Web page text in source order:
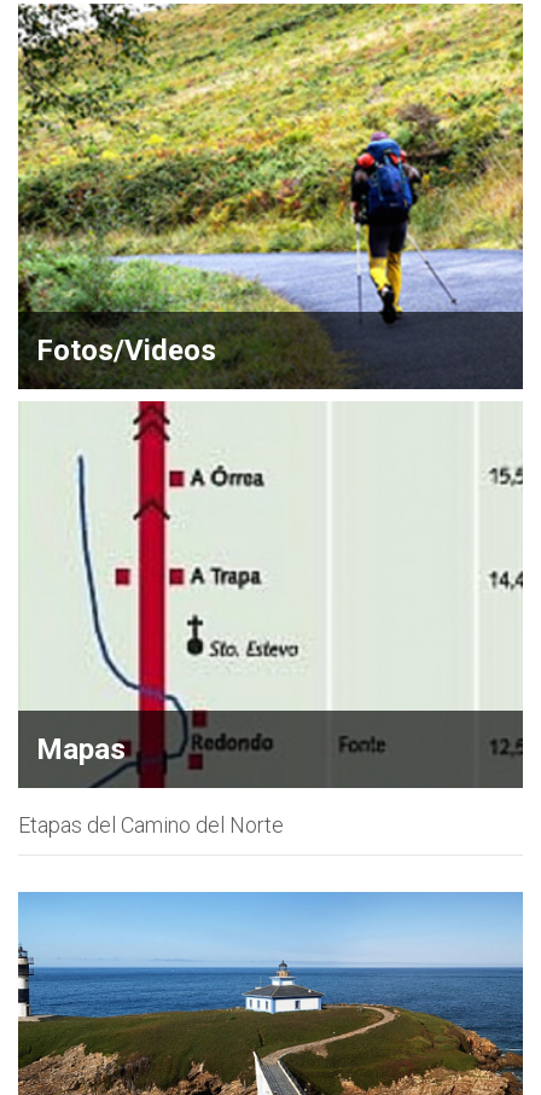
Fotos/Videos
Mapas
Etapas del Camino del Norte